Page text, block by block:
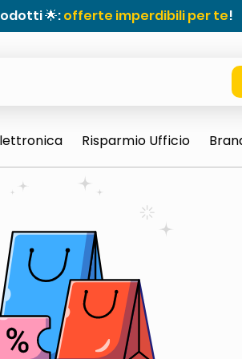
🌟:offerte imperdibili per te!
Risparmio Ufficio